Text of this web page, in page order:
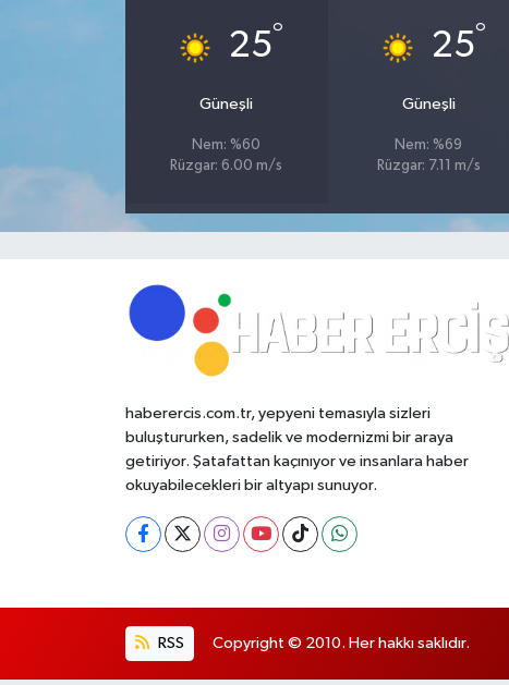
25°
Güneşli
Nem: %60
Rüzgar: 6.00 m/s
25°
Güneşli
Nem: %69
Rüzgar: 7.11 m/s
haberercis.com.tr, yepyeni temasıyla sizleri
buluştururken, sadelik ve modernizmi bir araya
getiriyor. Şatafattan kaçınıyor ve insanlara haber
okuyabilecekleri bir altyapı sunuyor.
RSS Copyright © 2010. Her hakkı saklıdır.